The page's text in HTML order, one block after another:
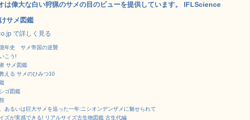
は偉大な白い狩猟のサメの目のビューを提供しています。 IFLScience
サメ図鑑
で詳しく見る
年史 サメ帝国の逆襲
こう!
サメ図鑑
える サメのひみつ10
ゴ図鑑
あるいは巨大サメを追った一年:ニシオンデンザメに魅せられて
ズが実感できる! リアルサイズ古生物図鑑 古生代編